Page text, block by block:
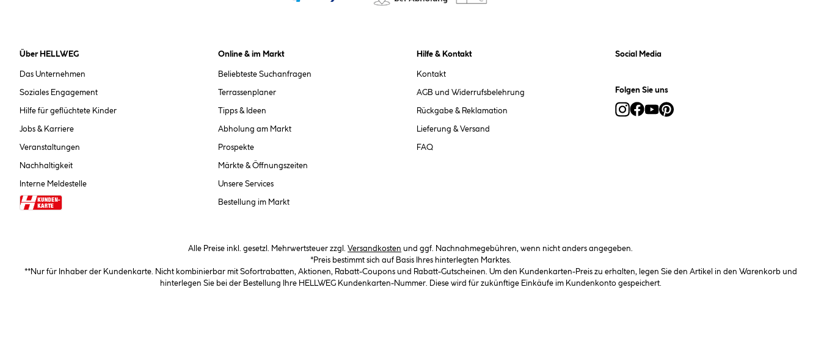
Über HELLWEG
Das Unternehmen
Soziales Engagement
Hilfe für geflüchtete Kinder
Jobs & Karriere
Veranstaltungen
Nachhaltigkeit
Interne Meldestelle
Online & im Markt
Beliebteste Suchanfragen
Terrassenplaner
Tipps & Ideen
Abholung am Markt
Prospekte
Märkte & Öffnungszeiten
Unsere Services
Bestellung im Markt
Hilfe & Kontakt
Kontakt
AGB und Widerrufsbelehrung
Rückgabe & Reklamation
Lieferung & Versand
FAQ
Social Media
Folgen Sie uns
Alle Preise inkl. gesetzl. Mehrwertsteuer zzgl. Versandkosten und ggf. Nachnahmegebühren, wenn nicht anders angegeben.
*Preis bestimmt sich auf Basis Ihres hinterlegten Marktes.
**Nur für Inhaber der Kundenkarte. Nicht kombinierbar mit Sofortrabatten, Aktionen, Rabatt-Coupons und Rabatt-Gutscheinen. Um den Kundenkarten-Preis zu erhalten, legen Sie den Artikel in den Warenkorb und
hinterlegen Sie bei der Bestellung Ihre HELLWEG Kundenkarten-Nummer. Diese wird für zukünftige Einkäufe im Kundenkonto gespeichert.